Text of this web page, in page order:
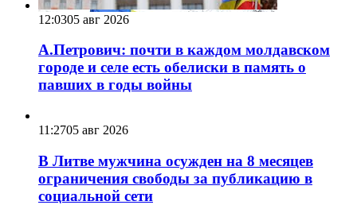
12:0305 авг 2026
А.Петрович: почти в каждом молдавском
городе и селе есть обелиски в память о
павших в годы войны
11:2705 авг 2026
В Литве мужчина осужден на 8 месяцев
ограничения свободы за публикацию в
социальной сети